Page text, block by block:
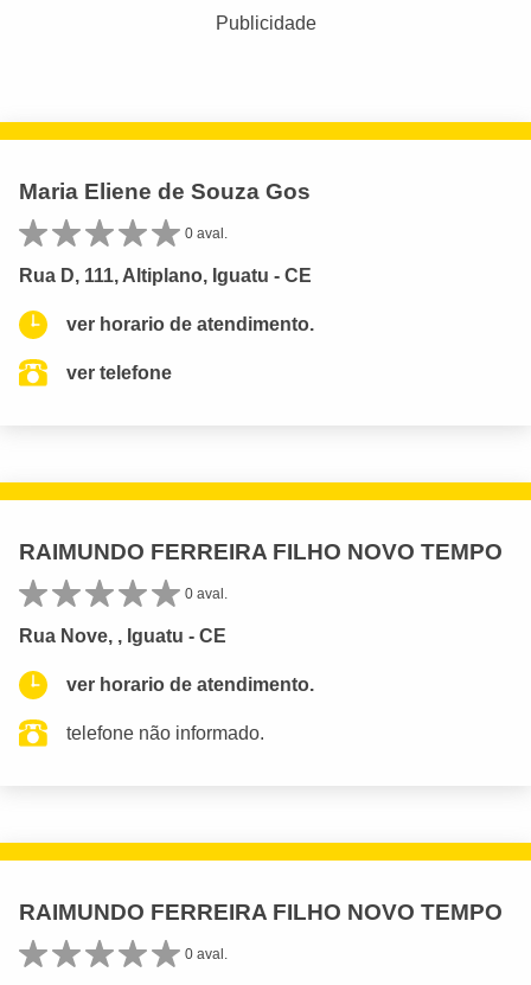
Publicidade
Maria Eliene de Souza Gos
0 aval.
Rua D, 111, Altiplano, Iguatu - CE
ver horario de atendimento.
ver telefone
RAIMUNDO FERREIRA FILHO NOVO TEMPO
0 aval.
Rua Nove, , Iguatu - CE
ver horario de atendimento.
telefone não informado.
RAIMUNDO FERREIRA FILHO NOVO TEMPO
0 aval.